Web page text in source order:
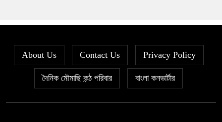
About Us Contact Us Privacy Policy
দৈনিক মৌমাছি কন্ঠ পরিবার বাংলা কনভার্টার